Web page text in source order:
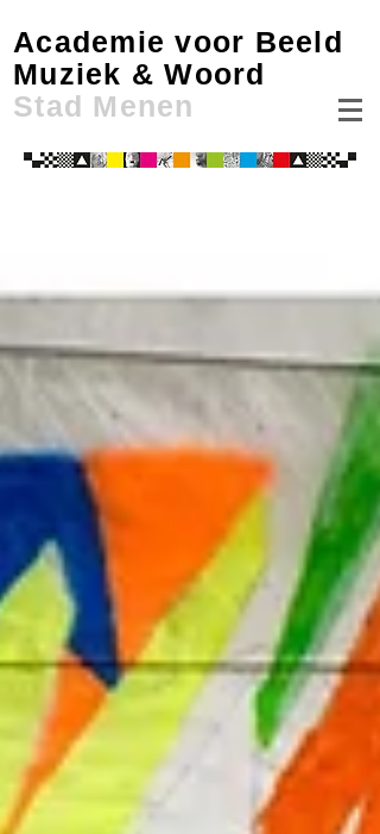
Academie voor Beeld
Muziek & Woord
Stad Menen